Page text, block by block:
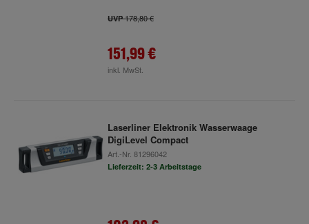
UVP178,80 €
151,99 €
inkl. MwSt.
Laserliner Elektronik Wasserwaage
DigiLevel Compact
Art.-Nr. 81296042
Lieferzeit: 2-3 Arbeitstage